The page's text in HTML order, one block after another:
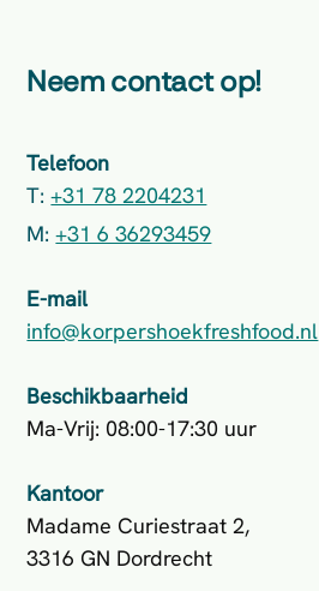
Neem contact op!
Telefoon
T:+31 78 2204231
M:+31 6 36293459
E-mail
info@korpershoekfreshfood.nl
Beschikbaarheid
Ma-Vrij: 08:00-17:30 uur
Kantoor
Madame Curiestraat 2,
3316 GN Dordrecht